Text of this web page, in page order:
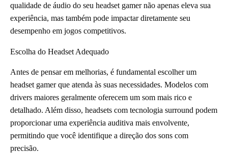
qualidade de áudio do seu headset gamer não apenas eleva sua
experiência, mas também pode impactar diretamente seu
desempenho em jogos competitivos.
Escolha do Headset Adequado
Antes de pensar em melhorias, é fundamental escolher um
headset gamer que atenda às suas necessidades. Modelos com
drivers maiores geralmente oferecem um som mais rico e
detalhado. Além disso, headsets com tecnologia surround podem
proporcionar uma experiência auditiva mais envolvente,
permitindo que você identifique a direção dos sons com
precisão.